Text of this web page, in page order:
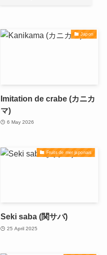
Japon
Imitation de crabe (カニカ
マ)
6 May 2026
Fruits de mer japonais
Seki saba (関サバ)
25 April 2025